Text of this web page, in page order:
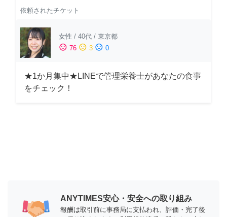
依頼されたチケット
女性 / 40代 / 東京都
sentiment_satisfied 76 sentiment_neutral 3 sentiment_dissatisfied 0
★1か月集中★LINEで管理栄養士があなたの食事
をチェック！
ANYTIMES安心・安全への取り組み
報酬は取引前に事務局に支払われ、評価・完了後